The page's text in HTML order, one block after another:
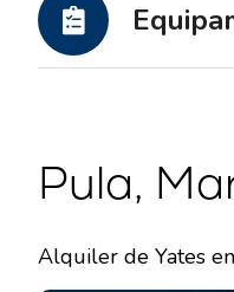
Pula,
Alquiler de Yates